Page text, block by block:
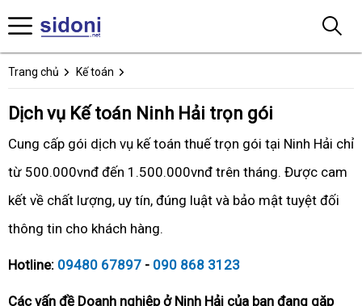
Trang chủ Kế toán
Dịch vụ Kế toán Ninh Hải trọn gói
Cung cấp gói dịch vụ kế toán thuế trọn gói tại Ninh Hải chỉ
từ 500.000vnđ đến 1.500.000vnđ trên tháng. Được cam
kết về chất lượng, uy tín, đúng luật và bảo mật tuyệt đối
thông tin cho khách hàng.
Hotline: 09480 67897 - 090 868 3123
Các vấn đề Doanh nghiệp ở Ninh Hải của bạn đang gặp